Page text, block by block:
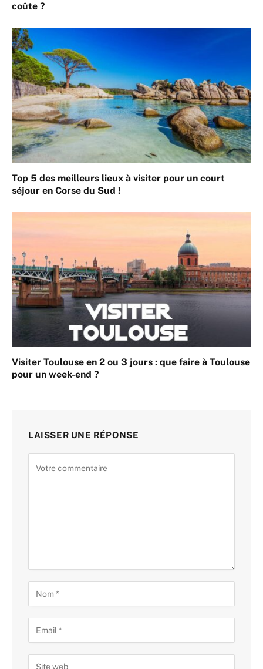
coûte ?
Top 5 des meilleurs lieux à visiter pour un court
séjour en Corse du Sud !
Visiter Toulouse en 2 ou 3 jours : que faire à Toulouse
pour un week-end ?
LAISSER UNE RÉPONSE